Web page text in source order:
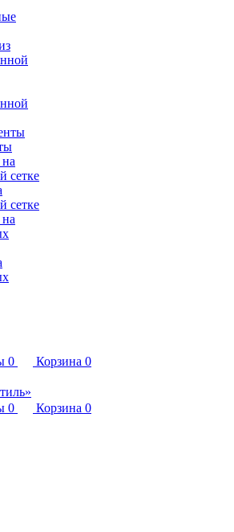
сетке
0 Корзина 0
0 Корзина 0